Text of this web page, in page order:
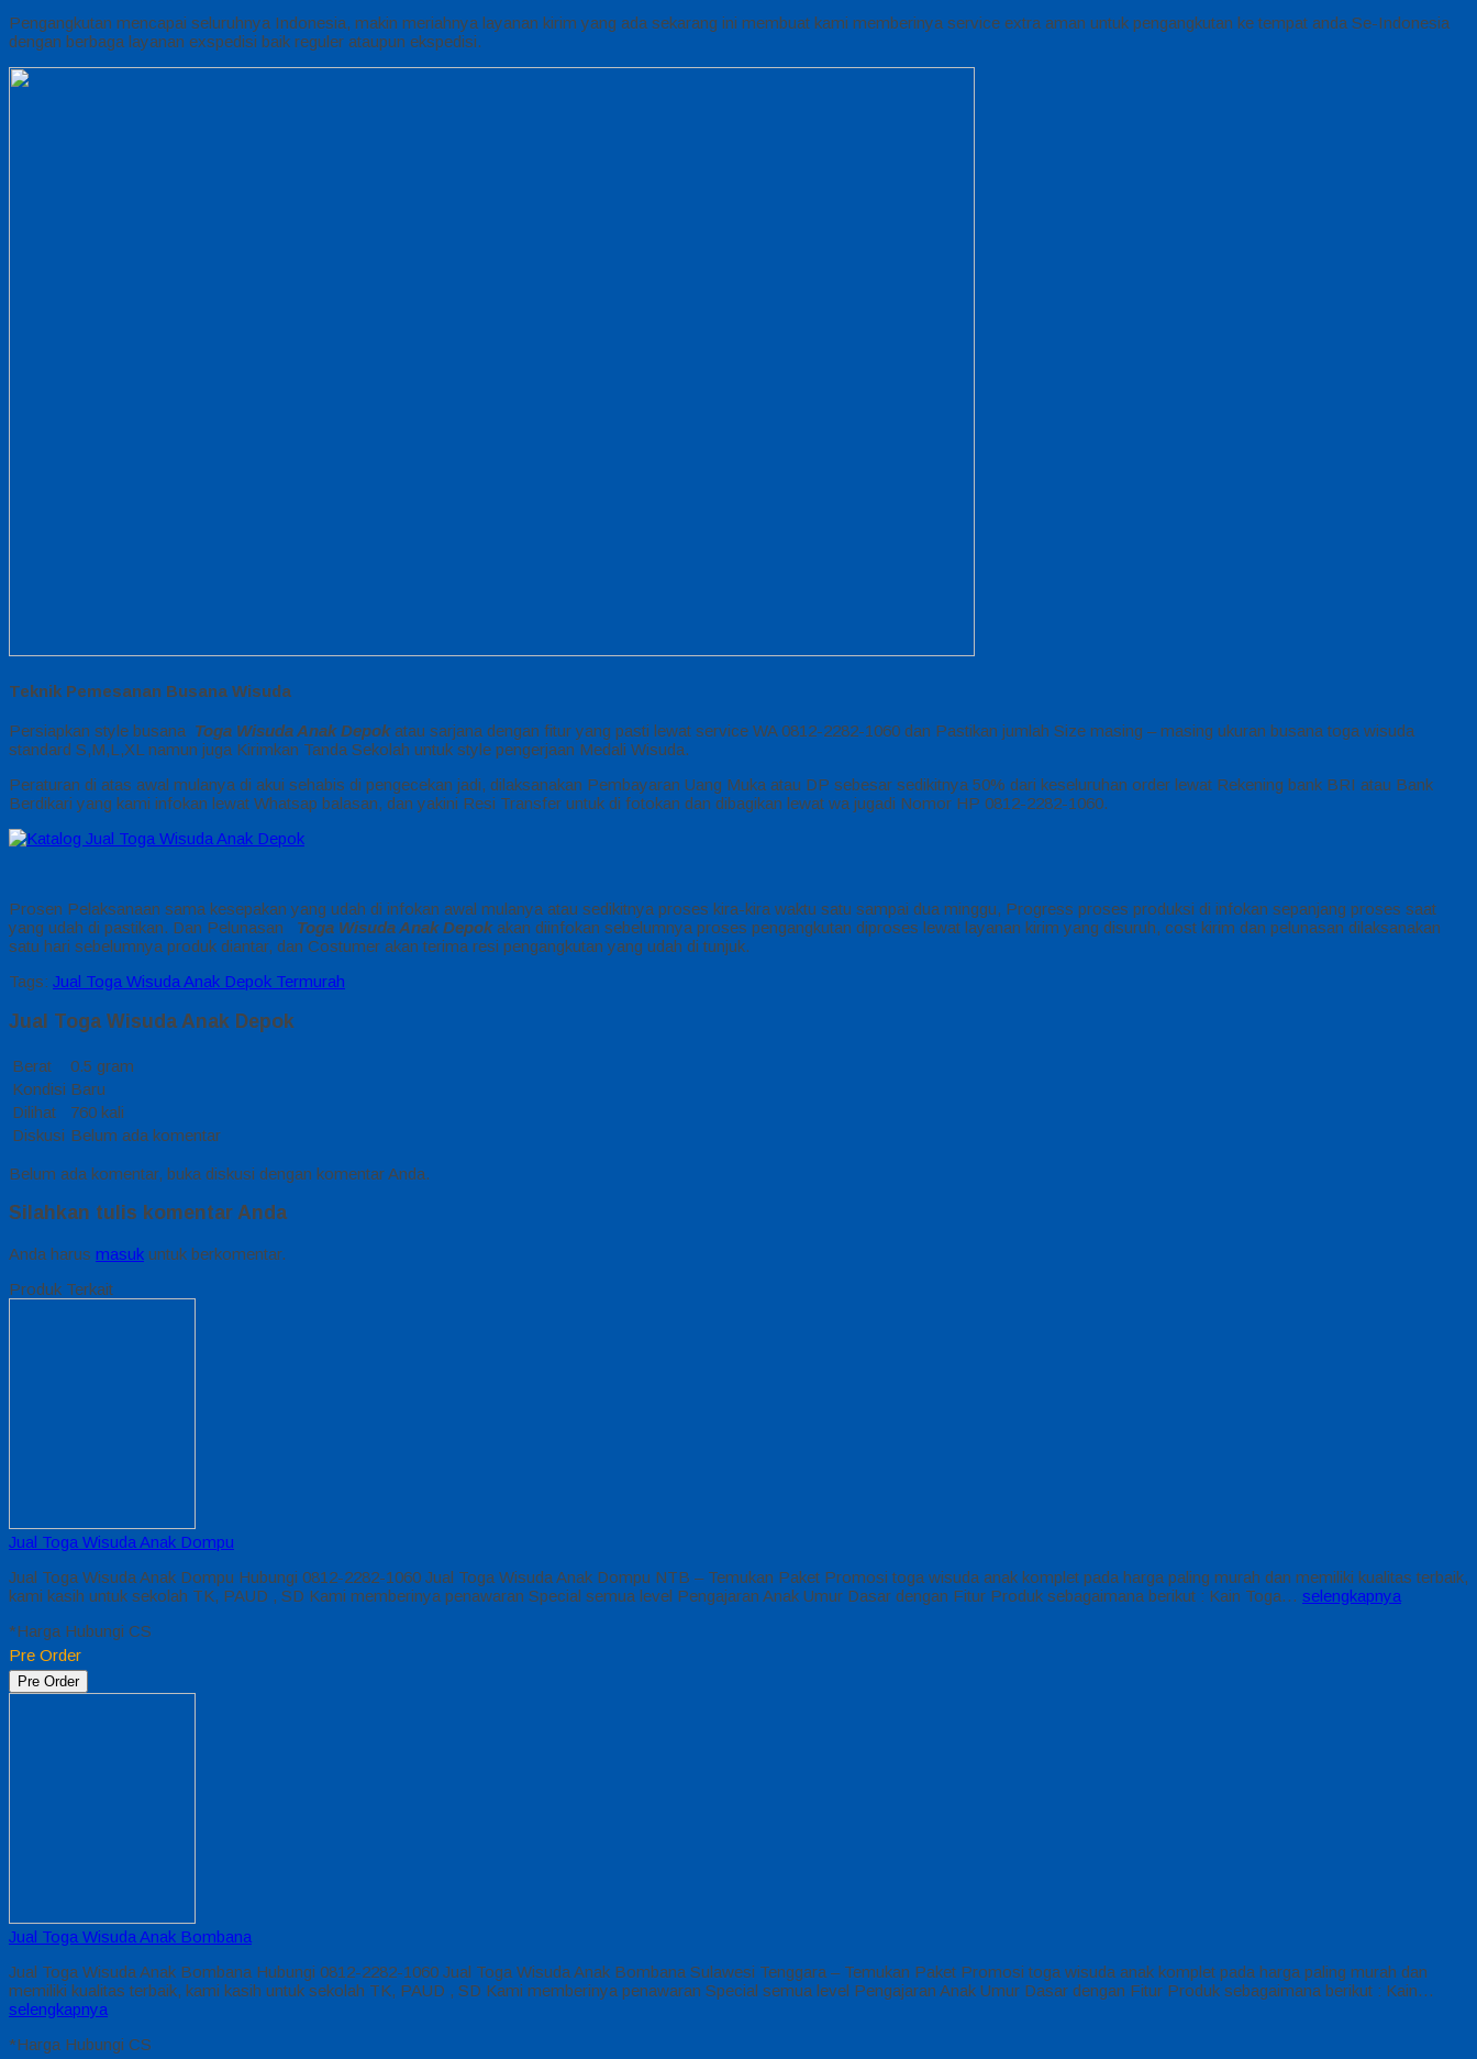
Pengangkutan mencapai seluruhnya Indonesia, makin meriahnya layanan kirim yang ada sekarang ini membuat kami memberinya service extra aman untuk pengangkutan ke tempat anda Se-Indonesia
dengan berbaga layanan exspedisi baik reguler ataupun ekspedisi.
Teknik Pemesanan Busana Wisuda
Persiapkan style busana Toga Wisuda Anak Depokatau sarjana dengan fitur yang pasti lewat service WA 0812-2282-1060 dan Pastikan jumlah Size masing – masing ukuran busana toga wisuda
standard S,M,L,XL namun juga Kirimkan Tanda Sekolah untuk style pengerjaan Medali Wisuda.
Peraturan di atas awal mulanya di akui sehabis di pengecekan jadi, dilaksanakan Pembayaran Uang Muka atau DP sebesar sedikitnya 50% dari keseluruhan order lewat Rekening bank BRI atau Bank
Berdikari yang kami infokan lewat Whatsap balasan, dan yakini Resi Transfer untuk di fotokan dan dibagikan lewat wa jugadi Nomor HP 0812-2282-1060.
Prosen Pelaksanaan sama kesepakan yang udah di infokan awal mulanya atau sedikitnya proses kira-kira waktu satu sampai dua minggu, Progress proses produksi di infokan sepanjang proses saat
yang udah di pastikan. Dan Pelunasan Toga Wisuda Anak Depok akan diinfokan sebelumnya proses pengangkutan diproses lewat layanan kirim yang disuruh, cost kirim dan pelunasan dilaksanakan
satu hari sebelumnya produk diantar, dan Costumer akan terima resi pengangkutan yang udah di tunjuk.
Tags: Jual Toga Wisuda Anak Depok Termurah
Jual Toga Wisuda Anak Depok
Berat
0.5 gram
Kondisi Baru
Dilihat
760 kali
Diskusi Belum ada komentar
Belum ada komentar, buka diskusi dengan komentar Anda.
Silahkan tulis komentar Anda
Anda harus masuk untuk berkomentar.
Produk Terkait
Jual Toga Wisuda Anak Dompu
Jual Toga Wisuda Anak Dompu Hubungi 0812-2282-1060 Jual Toga Wisuda Anak Dompu NTB – Temukan Paket Promosi toga wisuda anak komplet pada harga paling murah dan memiliki kualitas terbaik,
kami kasih untuk sekolah TK, PAUD , SD Kami memberinya penawaran Special semua level Pengajaran Anak Umur Dasar dengan Fitur Produk sebagaimana berikut : Kain Toga… selengkapnya
*Harga Hubungi CS
Pre Order
Pre Order
Jual Toga Wisuda Anak Bombana
Jual Toga Wisuda Anak Bombana Hubungi 0812-2282-1060 Jual Toga Wisuda Anak Bombana Sulawesi Tenggara – Temukan Paket Promosi toga wisuda anak komplet pada harga paling murah dan
memiliki kualitas terbaik, kami kasih untuk sekolah TK, PAUD , SD Kami memberinya penawaran Special semua level Pengajaran Anak Umur Dasar dengan Fitur Produk sebagaimana berikut : Kain…
selengkapnya
*Harga Hubungi CS